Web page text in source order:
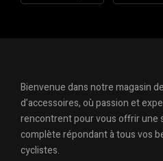
Bienvenue dans notre magasin
d’accessoires, où passion et
rencontrent pour vous offrir une
complète répondant à tous vos
cyclistes.